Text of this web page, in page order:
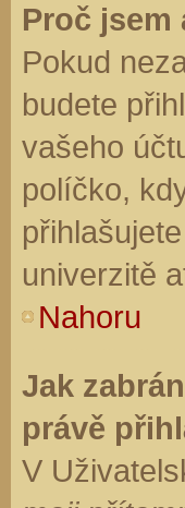
Proč
Pokud
budete
vašeho
políčko,
univerzitě
Nahoru
Jak
právě
V